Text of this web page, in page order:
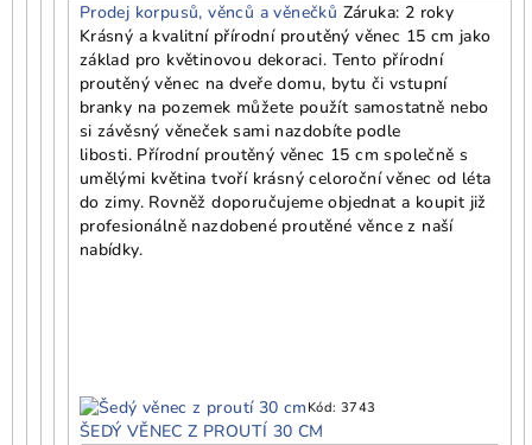
Prodej korpusů, věnců a věnečků Záruka: 2 roky
Krásný a kvalitní přírodní proutěný věnec 15 cm jako
základ pro květinovou dekoraci. Tento přírodní
proutěný věnec na dveře domu, bytu či vstupní
branky na pozemek můžete použít samostatně nebo
si závěsný věneček sami nazdobíte podle
libosti. Přírodní proutěný věnec 15 cm společně s
umělými květina tvoří krásný celoroční věnec od léta
do zimy. Rovněž doporučujeme objednat a koupit již
profesionálně nazdobené proutěné věnce z naší
nabídky.
Kód: 3743
ŠEDÝ VĚNEC Z PROUTÍ 30 CM